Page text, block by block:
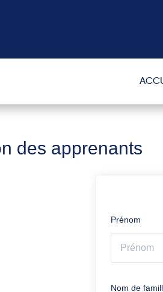
des apprenants
Prénom
Nom de